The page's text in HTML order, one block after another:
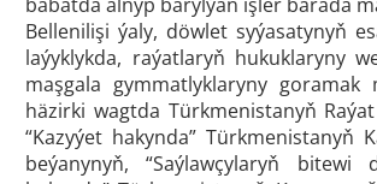
babatda alnyp barylýan işler barada
Bellenilişi ýaly, döwlet syýasatynyň
laýyklykda, raýatlaryň hukuklaryny
maşgala gymmatlyklaryny goramak
häzirki wagtda Türkmenistanyň
“Kazyýet hakynda” Türkmenistanyň
beýanynyň, “Saýlawçylaryň bitewi